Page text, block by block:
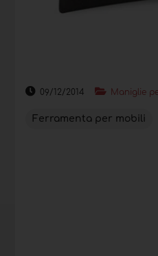
09/12/2014 Maniglie
Ferramenta per mobili